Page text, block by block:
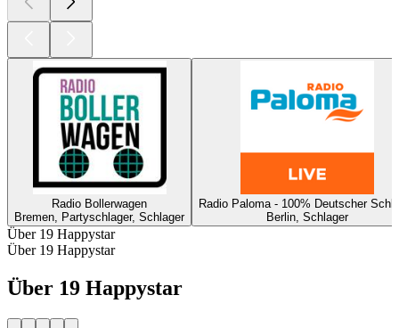
Radio Bollerwagen
Bremen, Partyschlager, Schlager
Radio Paloma - 100% Deutscher
Berlin, Schlager
Über 19 Happystar
Über 19 Happystar
Über 19 Happystar